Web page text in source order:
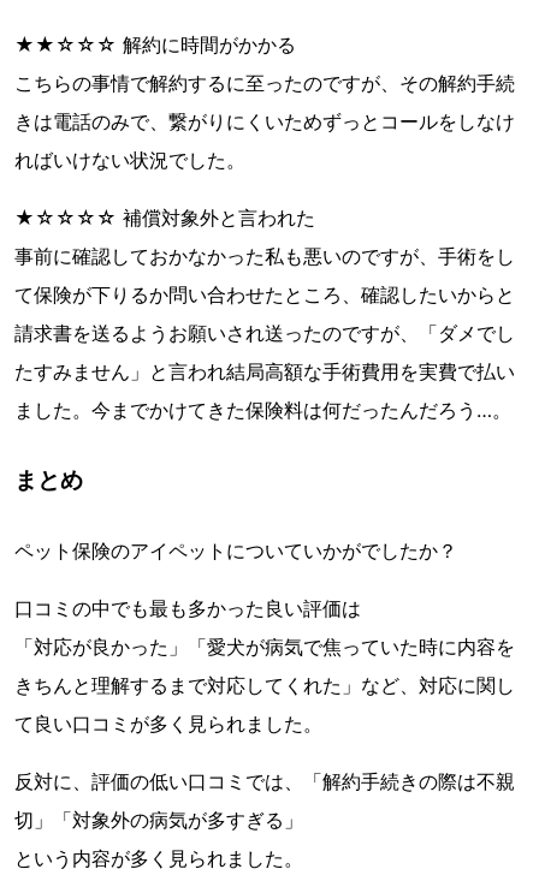
★★☆☆☆ 解約に時間がかかる
こちらの事情で解約するに至ったのですが、その解約手続
きは電話のみで、繋がりにくいためずっとコールをしなけ
ればいけない状況でした。
★☆☆☆☆ 補償対象外と言われた
事前に確認しておかなかった私も悪いのですが、手術をし
て保険が下りるか問い合わせたところ、確認したいからと
請求書を送るようお願いされ送ったのですが、「ダメでし
たすみません」と言われ結局高額な手術費用を実費で払い
ました。今までかけてきた保険料は何だったんだろう…。
まとめ
ペット保険のアイペットについていかがでしたか？
口コミの中でも最も多かった良い評価は
「対応が良かった」「愛犬が病気で焦っていた時に内容を
きちんと理解するまで対応してくれた」など、対応に関し
て良い口コミが多く見られました。
反対に、評価の低い口コミでは、「解約手続きの際は不親
切」「対象外の病気が多すぎる」
という内容が多く見られました。